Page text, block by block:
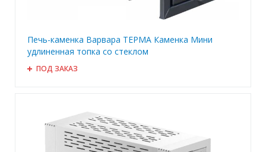
Печь-каменка Варвара ТЕРМА Каменка Мини
удлиненная топка со стеклом
ПОД ЗАКАЗ